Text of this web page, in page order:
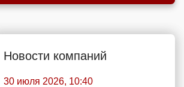
Новости компаний
30 июля 2026, 10:40